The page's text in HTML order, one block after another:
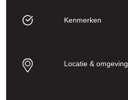
Kenmerken
Locatie & omgeving